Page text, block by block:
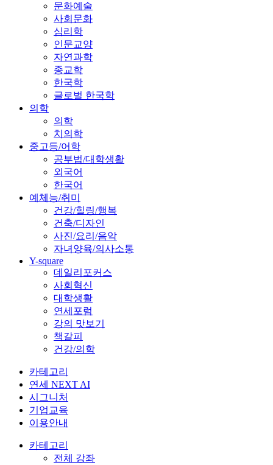
문화예술
사회문화
심리학
인문교양
자연과학
종교학
한국학
글로벌 한국학
의학
의학
치의학
중고등/어학
공부법/대학생활
외국어
한국어
예체능/취미
건강/힐링/행복
건축/디자인
사진/요리/음악
자녀양육/의사소통
Y-square
데일리포커스
사회혁신
대학생활
연세포럼
강의 맛보기
책갈피
건강/의학
카테고리
연세 NEXT AI
시그니처
기업교육
이용안내
카테고리
전체 강좌